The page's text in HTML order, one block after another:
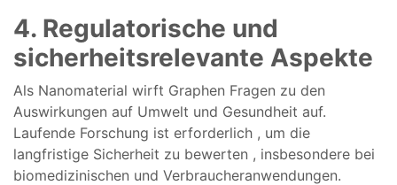
4. Regulatorische und
sicherheitsrelevante Aspekte
Als Nanomaterial wirft Graphen Fragen zu den
Auswirkungen auf Umwelt und Gesundheit auf.
Laufende Forschung ist erforderlich , um die
langfristige Sicherheit zu bewerten , insbesondere bei
biomedizinischen und Verbraucheranwendungen.